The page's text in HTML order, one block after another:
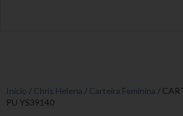
Início / Chris Helena / Carteira Feminina /
PU YS39140